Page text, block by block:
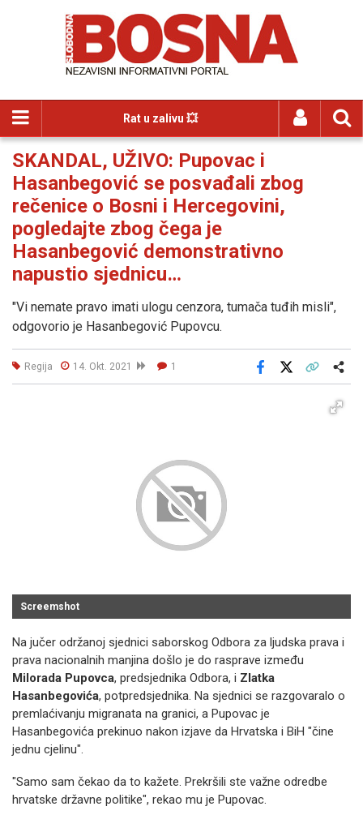
Rat u zalivu 💥
SKANDAL, UŽIVO: Pupovac i
Hasanbegović se posvađali zbog
rečenice o Bosni i Hercegovini,
pogledajte zbog čega je
Hasanbegović demonstrativno
napustio sjednicu…
"Vi nemate pravo imati ulogu cenzora, tumača tuđih misli",
odgovorio je Hasanbegović Pupovcu.
Regija 14. Okt. 2021 1
Facebook
Screemshot
Na jučer održanoj sjednici saborskog Odbora za ljudska prava i
prava nacionalnih manjina došlo je do rasprave između
Milorada Pupovca, predsjednika Odbora, i Zlatka
Hasanbegovića, potpredsjednika. Na sjednici se razgovaralo o
premlaćivanju migranata na granici, a Pupovac je
Hasanbegovića prekinuo nakon izjave da Hrvatska i BiH "čine
jednu cjelinu".
"Samo sam čekao da to kažete. Prekršili ste važne odredbe
hrvatske državne politike", rekao mu je Pupovac.